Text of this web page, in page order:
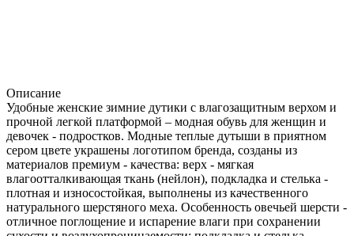
Описание
Удобные женские зимние дутики с влагозащитным верхом и
прочной легкой платформой – модная обувь для женщин и
девочек - подростков. Модные теплые дутыши в приятном
сером цвете украшены логотипом бренда, созданы из
материалов премиум - качества: верх - мягкая
влагоотталкивающая ткань (нейлон), подкладка и стелька -
плотная и износостойкая, выполнены из качественного
натурального шерстяного меха. Особенность овечьей шерсти -
отличное поглощение и испарение влаги при сохранении